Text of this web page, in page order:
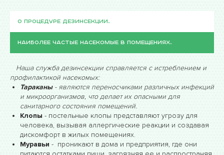
О процедуре дезинсекции.
Наиболее частые насекомые в помещениях.
Наша служба дезинсекции справляется с истреблением и
профилактикой насекомых:
Тараканы- являются переносчиками различных инфекций
и микроорганизмов, что делает их опасными для
санитарного состояния помещений.
Клопы - постельные клопы представляют угрозу для
человека, вызывая аллергические реакции и создавая
дискомфорт в жилых помещениях.
Муравьи - проникают в дома и предприятия, где они